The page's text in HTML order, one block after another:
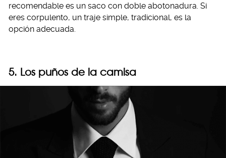
recomendable es un saco con doble abotonadura. Si
eres corpulento, un traje simple, tradicional, es la
opción adecuada.
5. Los puños de la camisa